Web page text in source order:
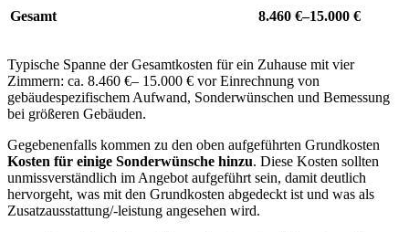
Gesamt 8.460 €–15.000 €
Typische Spanne der Gesamtkosten für ein Zuhause mit vier
Zimmern: ca. 8.460 €– 15.000 € vor Einrechnung von
gebäudespezifischem Aufwand, Sonderwünschen und Bemessung
bei größeren Gebäuden.
Gegebenenfalls kommen zu den oben aufgeführten Grundkosten
Kosten für einige Sonderwünsche hinzu. Diese Kosten sollten
unmissverständlich im Angebot aufgeführt sein, damit deutlich
hervorgeht, was mit den Grundkosten abgedeckt ist und was als
Zusatzausstattung/-leistung angesehen wird.